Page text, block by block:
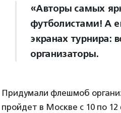
«Авторы самых
футболистами! А
экранах турнира:
организаторы.
Придумали флешмоб
пройдет в Москве с 10 по